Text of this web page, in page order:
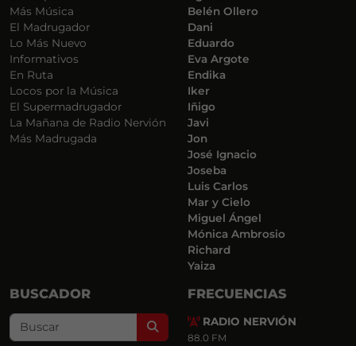
Más Música
El Madrugador
Lo Más Nuevo
Informativos
En Ruta
Locos por la Música
El Supermadrugador
La Mañana de Radio Nervión
Más Madrugada
Belén Ollero
Dani
Eduardo
Eva Argote
Endika
Iker
Iñigo
Javi
Jon
José Ignacio
Joseba
Luis Carlos
Mar y Cielo
Miguel Ángel
Mónica Ambrosio
Richard
Yaiza
BUSCADOR
Search
FRECUENCIAS
RADIO NERVIÓN
88.0 FM